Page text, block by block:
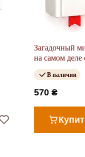
Загадочный
на самом деле
В наличии
570 ₴